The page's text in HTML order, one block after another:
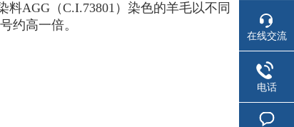
AGG（C.I.73801）染色的羊毛以不同
约高一倍。
在线交流
电话